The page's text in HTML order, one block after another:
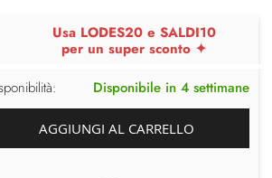
Usa LODES20 e SALDI10
per un super sconto ✦
Disponibile in 4 settimane
AGGIUNGI AL CARRELLO